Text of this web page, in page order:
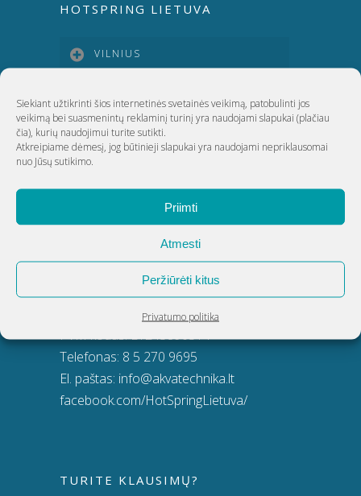
Siekiant užtikrinti šios internetinės svetainės veikimą, patobulinti jos
veikimą bei suasmenintų reklaminį turinį yra naudojami slapukai (plačiau
čia), kurių naudojimui turite sutikti.
Atkreipiame dėmesį, jog būtinieji slapukai yra naudojami nepriklausomai
nuo Jūsų sutikimo.
Priimti
Atmesti
Peržiūrėti kitus
Privatumo politika
HOTSPRING LIETUVA
VILNIUS
KAUNAS
KLAIPĖDA
UAB Akvatechnika
Įmonės kodas: 124389034
PVM kodas: LT243890314
Telefonas: 8 5 270 9695
El. paštas: info@akvatechnika.lt
facebook.com/HotSpringLietuva/
TURITE KLAUSIMŲ?